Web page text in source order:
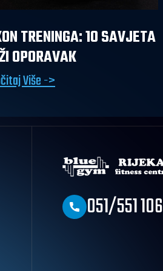
TRENINGA: 10 SAVJETA
OPORAVAK
Više ->
051/551 106